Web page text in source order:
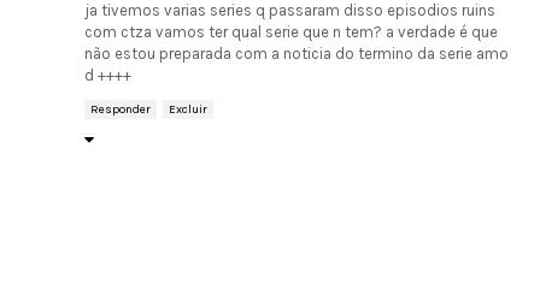
ja tivemos varias series q passaram disso episodios ruins
com ctza vamos ter qual serie que n tem? a verdade é que
não estou preparada com a noticia do termino da serie amo
d ++++
Responder Excluir